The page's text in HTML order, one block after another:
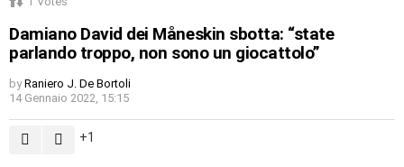
Damiano David dei Måneskin sbotta: “state
parlando troppo, non sono un giocattolo”
by Raniero J. De Bortoli
14 Gennaio 2022, 15:15
1